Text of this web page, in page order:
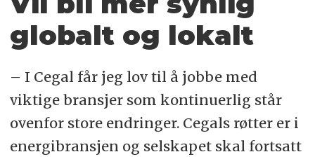
globalt og lokalt
– I Cegal får jeg lov til å jobbe med
viktige bransjer som kontinuerlig står
ovenfor store endringer. Cegals røtter er i
energibransjen og selskapet skal fortsatt